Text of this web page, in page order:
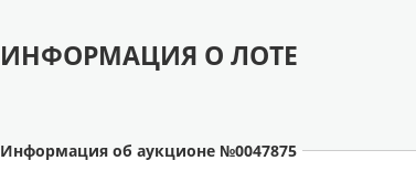
ИНФОРМАЦИЯ О ЛОТЕ
Информация об аукционе №0047875